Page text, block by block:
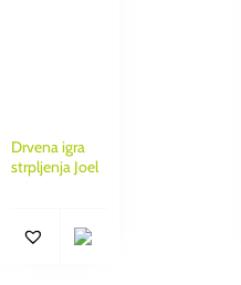
Drvena igra
strpljenja Joel